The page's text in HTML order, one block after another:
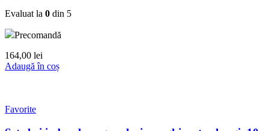
Evaluat la 0 din 5
Precomandă
164,00 lei
Adaugă în coș
Favorite